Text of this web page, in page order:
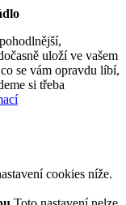
uloží ve vašem
se vám opravdu líbí,
si třeba
cookies níže.